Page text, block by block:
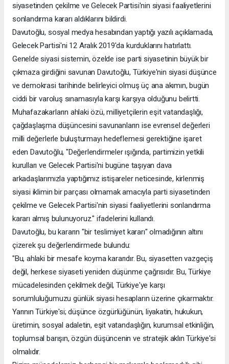
siyasetinden çekilme ve Gelecek Partisi'nin siyasi faaliyetlerini
sonlandırma kararı aldıklarını bildirdi.
Davutoğlu, sosyal medya hesabından yaptığı yazılı açıklamada,
Gelecek Partisi'ni 12 Aralık 2019'da kurduklarını hatırlattı.
Genelde siyasi sistemin, özelde ise parti siyasetinin büyük bir
çıkmaza girdiğini savunan Davutoğlu, Türkiye'nin siyasi düşünce
ve demokrasi tarihinde belirleyici olmuş üç ana akımın, bugün
ciddi bir varoluş sınamasıyla karşı karşıya olduğunu belirtti.
Muhafazakarların ahlaki özü, milliyetçilerin eşit vatandaşlığı,
çağdaşlaşma düşüncesini savunanların ise evrensel değerleri
milli değerlerle buluşturmayı hedeflemesi gerektiğine işaret
eden Davutoğlu, "Değerlendirmeler ışığında, partimizin yetkili
kurulları ve Gelecek Partisi'ni bugüne taşıyan dava
arkadaşlarımızla yaptığımız istişareler neticesinde, kirlenmiş
siyasi iklimin bir parçası olmamak amacıyla parti siyasetinden
çekilme ve Gelecek Partisi'nin siyasi faaliyetlerini sonlandırma
kararı almış bulunuyoruz." ifadelerini kullandı.
Davutoğlu, bu kararın "bir teslimiyet kararı" olmadığının altını
çizerek şu değerlendirmede bulundu:
"Bu, ahlaki bir mesafe koyma kararıdır. Bu, siyasetten vazgeçiş
değil, herkese siyaseti yeniden düşünme çağrısıdır. Bu, Türkiye
mücadelesinden çekilmek değil, Türkiye'ye karşı
sorumluluğumuzu günlük siyasi hesapların üzerine çıkarmaktır.
Yarının Türkiye'si; düşünce özgürlüğünün, liyakatin, hukukun,
üretimin, sosyal adaletin, eşit vatandaşlığın, kurumsal etkinliğin,
toplumsal barışın, özgün düşüncenin ve stratejik aklın Türkiye'si
olmalıdır.